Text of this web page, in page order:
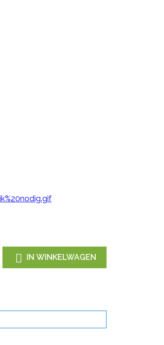
 IN WINKELWAGEN